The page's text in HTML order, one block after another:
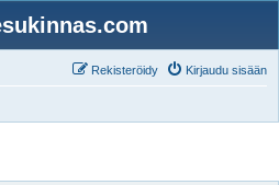
Kirjaudu sisään
Rekisteröidy